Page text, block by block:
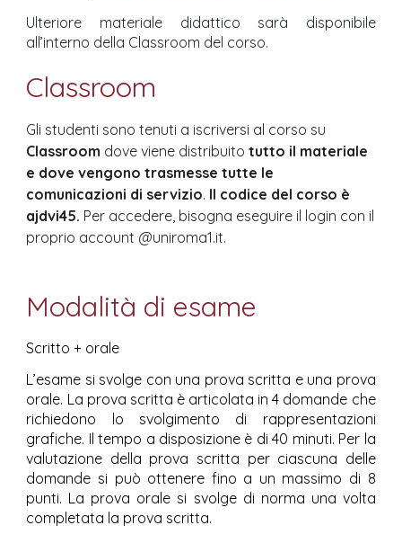
Ulteriore materiale didattico sarà disponibile
all’interno della Classroom del corso.
Classroom
Gli studenti sono tenuti a iscriversi al corso su
Classroom dove viene distribuitotutto il materiale
e dove vengono trasmesse tutte le
comunicazioni di servizio. Il codice del corso è
ajdvi45. Per accedere, bisogna eseguire il login con il
proprio account @uniroma1.it.
Modalità di esame
Scritto + orale
L’esame si svolge con una prova scritta e una prova
orale. La prova scritta è articolata in 4 domande che
richiedono lo svolgimento di rappresentazioni
grafiche. Il tempo a disposizione è di 40 minuti. Per la
valutazione della prova scritta per ciascuna delle
domande si può ottenere fino a un massimo di 8
punti. La prova orale si svolge di norma una volta
completata la prova scritta.